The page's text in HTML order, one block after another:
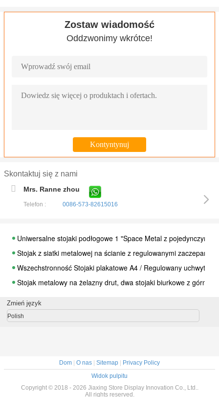
Zostaw wiadomość
Oddzwonimy wkrótce!
Skontaktuj się z nami
Mrs. Ranne zhou
Telefon : 0086-573-82615016
Uniwersalne stojaki podłogowe 1 "Space Metal z pojedynczymi
Stojak z siatki metalowej na ścianie z regulowanymi zaczepami
Wszechstronność Stojaki plakatowe A4 / Regulowany uchwyt
Stojak metalowy na żelazny drut, dwa stojaki biurkowe z górnym
Stojak na żywność z drutu żelaznego Stojak na blat Dozownik
Stojak ekspozycyjny Iron Supmarket z dwóch stron
Regały sklepowe Three Sides Triangle do sklepu spożywczego
Zmień język
Polish
Dom | O nas | Sitemap | Privacy Policy
Widok pulpitu
Copyright © 2018 - 2026 Jiaxing Store Display Innovation Co., Ltd..
All rights reserved.